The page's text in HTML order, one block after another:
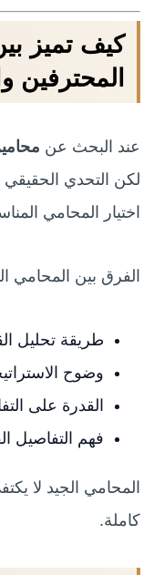
كيف تميز
المحترفين
عند البحث عن
لكن التحدي
اختيار المحامي
الفرق بين المحامي
طريقة تحليل
وضوح
القدرة على
فهم التفاصيل
المحامي الجيد لا
كاملة.